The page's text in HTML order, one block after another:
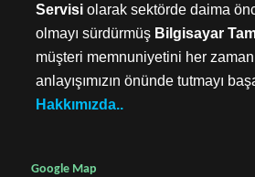
Servisi olarak sektörde daima
olmayı sürdürmüş Bilgisayar
müşteri memnuniyetini her
anlayışımızın önünde tutmayı
Hakkımızda..
Google Map